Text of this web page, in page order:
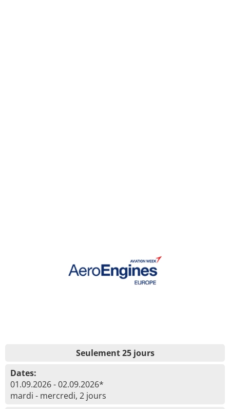
Seulement 25 jours
Dates:
01.09.2026 - 02.09.2026*
mardi - mercredi, 2 jours